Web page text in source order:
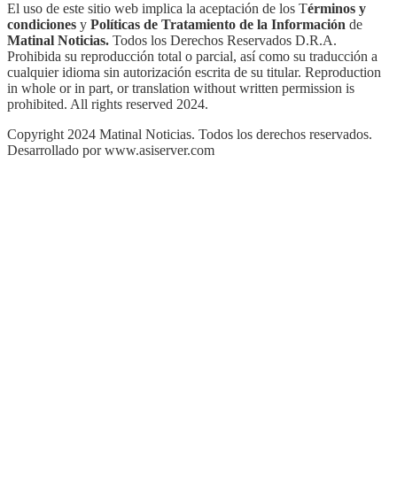
El uso de este sitio web implica la aceptación de los Términos y
condiciones y Políticas de Tratamiento de la Información de
Matinal Noticias. Todos los Derechos Reservados D.R.A.
Prohibida su reproducción total o parcial, así como su traducción a
cualquier idioma sin autorización escrita de su titular. Reproduction
in whole or in part, or translation without written permission is
prohibited. All rights reserved 2024.
Copyright 2024 Matinal Noticias. Todos los derechos reservados.
Desarrollado por www.asiserver.com